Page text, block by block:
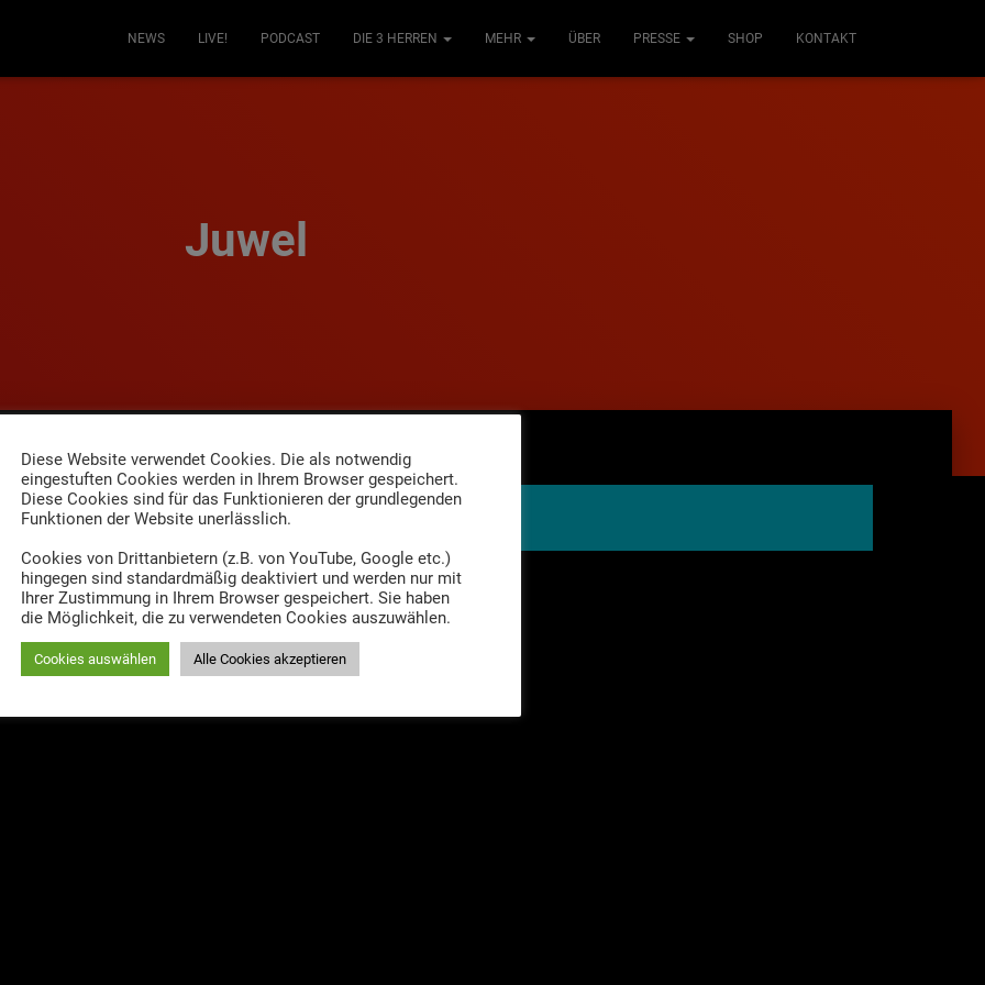
NEWS LIVE! PODCAST DIE 3 HERREN MEHR ÜBER PRESSE SHOP KONTAKT
Juwel
entsprechen.
Diese Website verwendet Cookies. Die als notwendig
eingestuften Cookies werden in Ihrem Browser gespeichert.
Diese Cookies sind für das Funktionieren der grundlegenden
Funktionen der Website unerlässlich.
Cookies von Drittanbietern (z.B. von YouTube, Google etc.)
hingegen sind standardmäßig deaktiviert und werden nur mit
Ihrer Zustimmung in Ihrem Browser gespeichert. Sie haben
die Möglichkeit, die zu verwendeten Cookies auszuwählen.
Cookies auswählen Alle Cookies akzeptieren